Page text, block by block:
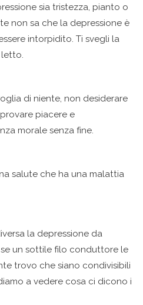
sia tristezza, pianto o
non sa che la depressione è
intorpidito. Ti svegli la
di niente, non desiderare
piacere e
morale senza fine.
salute che ha una malattia
la depressione da
un sottile filo conduttore le
trovo che siano condivisibili
a vedere cosa ci dicono i